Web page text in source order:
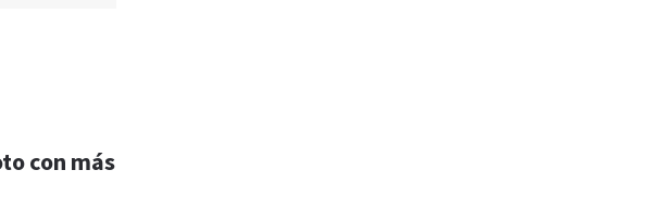
con más